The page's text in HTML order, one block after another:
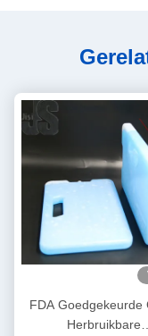
FDA Goedgekeurde
Herbruikbare